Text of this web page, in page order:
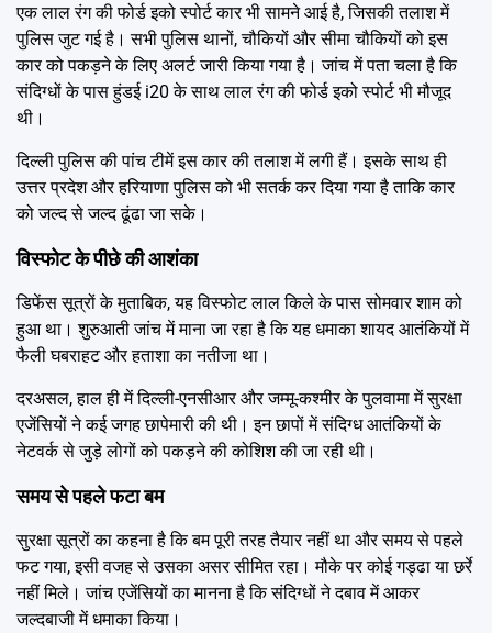
एक लाल रंग की फोर्ड इको स्पोर्ट कार भी सामने आई है, जिसकी तलाश में
पुलिस जुट गई है। सभी पुलिस थानों, चौकियों और सीमा चौकियों को इस
कार को पकड़ने के लिए अलर्ट जारी किया गया है। जांच में पता चला है कि
संदिग्धों के पास हुंडई i20 के साथ लाल रंग की फोर्ड इको स्पोर्ट भी मौजूद
थी।
दिल्ली पुलिस की पांच टीमें इस कार की तलाश में लगी हैं। इसके साथ ही
उत्तर प्रदेश और हरियाणा पुलिस को भी सतर्क कर दिया गया है ताकि कार
को जल्द से जल्द ढूंढा जा सके।
विस्फोट के पीछे की आशंका
डिफेंस सूत्रों के मुताबिक, यह विस्फोट लाल किले के पास सोमवार शाम को
हुआ था। शुरुआती जांच में माना जा रहा है कि यह धमाका शायद आतंकियों में
फैली घबराहट और हताशा का नतीजा था।
दरअसल, हाल ही में दिल्ली-एनसीआर और जम्मू-कश्मीर के पुलवामा में सुरक्षा
एजेंसियों ने कई जगह छापेमारी की थी। इन छापों में संदिग्ध आतंकियों के
नेटवर्क से जुड़े लोगों को पकड़ने की कोशिश की जा रही थी।
समय से पहले फटा बम
सुरक्षा सूत्रों का कहना है कि बम पूरी तरह तैयार नहीं था और समय से पहले
फट गया, इसी वजह से उसका असर सीमित रहा। मौके पर कोई गड्ढा या छर्रे
नहीं मिले। जांच एजेंसियों का मानना है कि संदिग्धों ने दबाव में आकर
जल्दबाजी में धमाका किया।